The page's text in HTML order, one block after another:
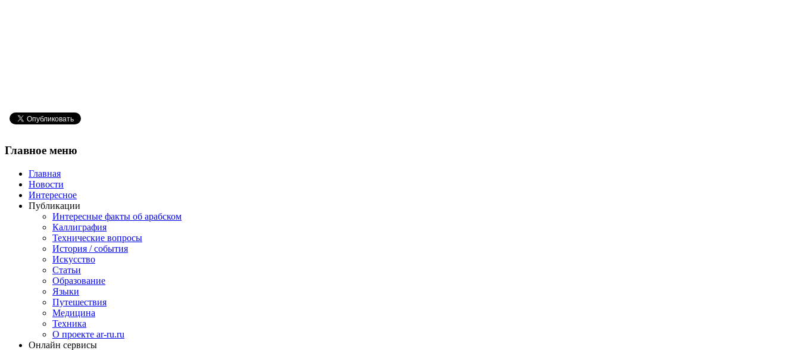
Главное меню
Главная
Новости
Интересное
Публикации
Интересные факты об арабском
Каллиграфия
Технические вопросы
История / события
Искусство
Статьи
Образование
Языки
Путешествия
Медицина
Техника
О проекте ar-ru.ru
Онлайн сервисы